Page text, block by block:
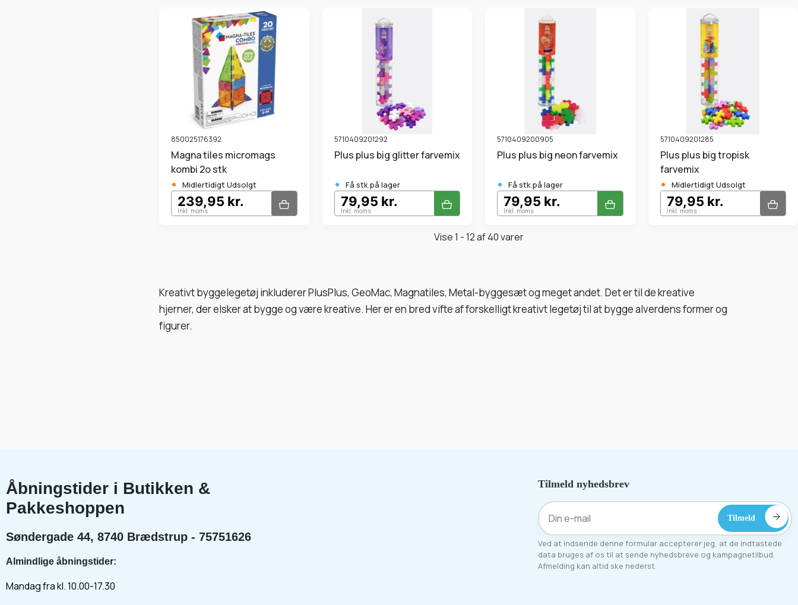
850025176392
Magna tiles micromags
kombi 2o stk
• Midlertidigt Udsolgt
239,95 kr.
Inkl. moms
5710409201292
Plus plus big glitter farvemix
• Få stk.på lager
79,95 kr.
Inkl. moms
5710409200905
Plus plus big neon farvemix
• Få stk.på lager
79,95 kr.
Inkl. moms
5710409201285
Plus plus big tropisk
farvemix
• Midlertidigt Udsolgt
79,95 kr.
Inkl. moms
Vise 1 - 12 af 40 varer
Kreativt byggelegetøj inkluderer PlusPlus, GeoMac, Magnatiles, Metal-byggesæt og meget andet. Det er til de kreative
hjerner, der elsker at bygge og være kreative. Her er en bred vifte af forskelligt kreativt legetøj til at bygge alverdens former og
figurer.
Åbningstider i Butikken &
Pakkeshoppen
Søndergade 44, 8740 Brædstrup - 75751626
Almindlige åbningstider:
Mandag fra kl. 10.00-17.30
Tilmeld nyhedsbrev
Ved at indsende denne formular accepterer jeg, at de indtastede
data bruges af os til at sende nyhedsbreve og kampagnetilbud.
Afmelding kan altid ske nederst.